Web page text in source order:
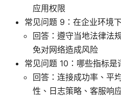
应用权限
常见问题 9：在企业环境
回答：遵守当地法律法
免对网络造成风险
常见问题 10：哪些指标是
回答：连接成功率、平
性、日志策略、客服响